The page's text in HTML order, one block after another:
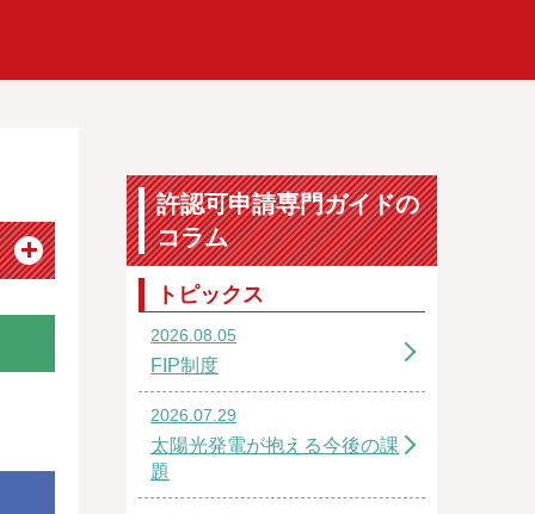
許認可申請専門ガイドの
コラム
トピックス
2026.08.05
FIP制度
2026.07.29
太陽光発電が抱える今後の課
題